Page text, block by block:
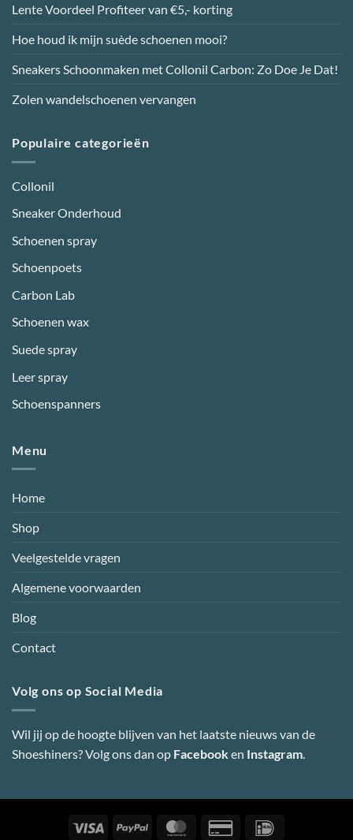
Lente Voordeel Profiteer van €5,- korting
Hoe houd ik mijn suède schoenen mooi?
Sneakers Schoonmaken met Collonil Carbon: Zo Doe Je Dat!
Zolen wandelschoenen vervangen
Populaire categorieën
Collonil
Sneaker Onderhoud
Schoenen spray
Schoenpoets
Carbon Lab
Schoenen wax
Suede spray
Leer spray
Schoenspanners
Menu
Home
Shop
Veelgestelde vragen
Algemene voorwaarden
Blog
Contact
Volg ons op Social Media
Wil jij op de hoogte blijven van het laatste nieuws van de
Shoeshiners? Volg ons dan op Facebooken Instagram.
Visa PayPal MasterCardCredit